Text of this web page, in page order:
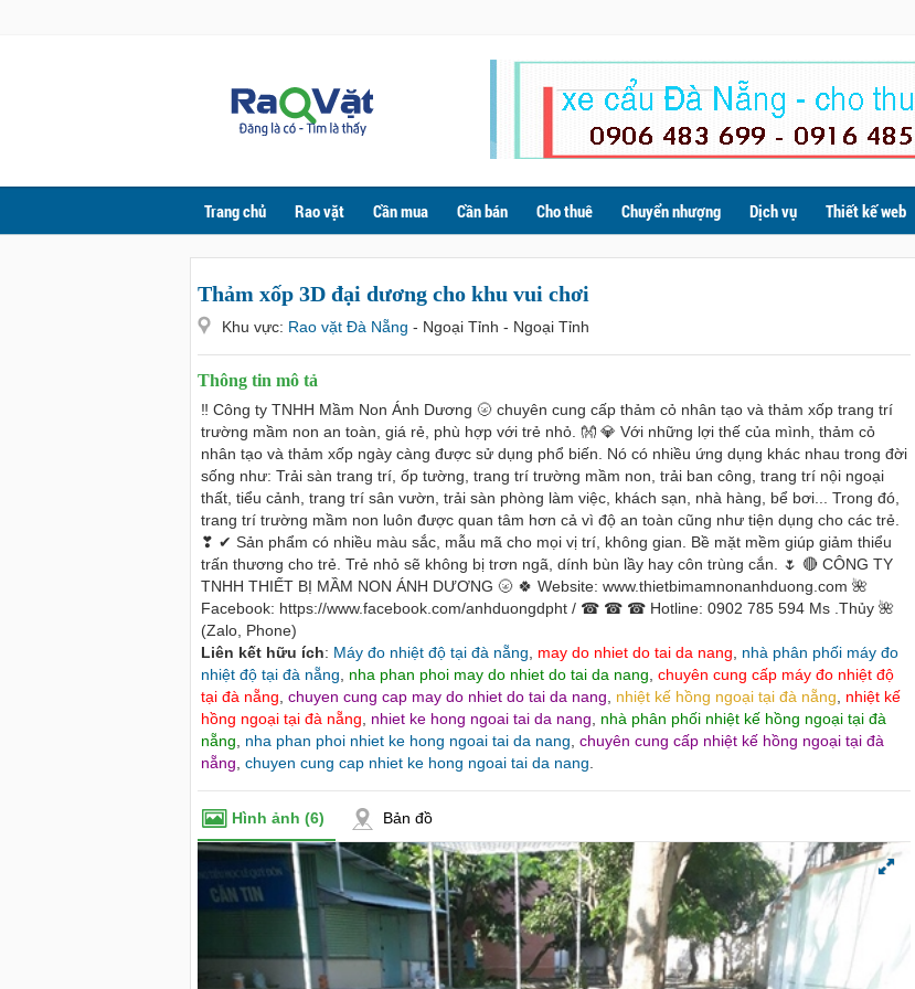
Trang chủ Rao vặt Cần mua Cần bán Cho thuê Chuyển nhượng Dịch vụ Thiết kế web
Thảm xốp 3D đại dương cho khu vui chơi
Khu vực: Rao vặt Đà Nẵng - Ngoại Tỉnh - Ngoại Tỉnh
Thông tin mô tả
‼ Công ty TNHH Mầm Non Ánh Dương 🌝 chuyên cung cấp thảm cỏ nhân tạo và thảm xốp trang trí
trường mầm non an toàn, giá rẻ, phù hợp với trẻ nhỏ. 👐 💎 Với những lợi thế của mình, thảm cỏ
nhân tạo và thảm xốp ngày càng được sử dụng phổ biến. Nó có nhiều ứng dụng khác nhau trong đời
sống như: Trải sàn trang trí, ốp tường, trang trí trường mầm non, trải ban công, trang trí nội ngoại
thất, tiểu cảnh, trang trí sân vườn, trải sàn phòng làm việc, khách sạn, nhà hàng, bể bơi... Trong đó,
trang trí trường mầm non luôn được quan tâm hơn cả vì độ an toàn cũng như tiện dụng cho các trẻ.
❣ ✔ Sản phẩm có nhiều màu sắc, mẫu mã cho mọi vị trí, không gian. Bề mặt mềm giúp giảm thiểu
trấn thương cho trẻ. Trẻ nhỏ sẽ không bị trơn ngã, dính bùn lầy hay côn trùng cắn. 🌷 🔴 CÔNG TY
TNHH THIẾT BỊ MẦM NON ÁNH DƯƠNG 🌝 🍀 Website: www.thietbimamnonanhduong.com 🌺
Facebook: https://www.facebook.com/anhduongdpht / ☎ ☎ ☎ Hotline: 0902 785 594 Ms .Thủy 🌺
(Zalo, Phone)
Liên kết hữu ích: Máy đo nhiệt độ tại đà nẵng may do nhiet do tai da nang
nhà phân phối máy đo
nhiệt độ tại đà nẵng
nha phan phoi may do nhiet do tai da nang chuyên cung cấp máy đo nhiệt độ
tại đà nẵng chuyen cung cap may do nhiet do tai da nang nhiệt kế hồng ngoại tại đà nẵng
nhiệt kế
hồng ngoại tại đà nẵng
nhiet ke hong ngoai tai da nang
nhà phân phối nhiệt kế hồng ngoại tại đà
nẵng
nha phan phoi nhiet ke hong ngoai tai da nang chuyên cung cấp nhiệt kế hồng ngoại tại đà
nẵng chuyen cung cap nhiet ke hong ngoai tai da nang
Hình ảnh (6) Bản đồ
cho thue xe may phu yen - cho thuê xe máy
phú yên
0387560028 cho thuê xe máy phú yên - Cho
thuê xe máy ở tại Tuy Hòa Phú Yên
du lịch tại Đà Nẵng - Cho thuê xe Cho thuê nhà nguyên căn Phú Yên, chuyên cho
thuê nhà nguyên căn tại Phú Yên
Chúng tôi hiên đang cho thuê nhà nguyên căn
tại Tuy Hòa - Phú Yên.